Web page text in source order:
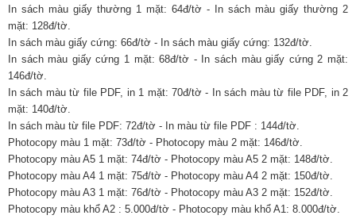
In sách màu giấy thường 1 mặt: 64đ/tờ - In sách màu giấy thường 2
mặt: 128đ/tờ.
In sách màu giấy cứng: 66đ/tờ - In sách màu giấy cứng: 132đ/tờ.
In sách màu giấy cứng 1 mặt: 68đ/tờ - In sách màu giấy cứng 2 mặt:
146đ/tờ.
In sách màu từ file PDF, in 1 mặt: 70đ/tờ - In sách màu từ file PDF, in 2
mặt: 140đ/tờ.
In sách màu từ file PDF: 72đ/tờ - In màu từ file PDF : 144đ/tờ.
Photocopy màu 1 mặt: 73đ/tờ - Photocopy màu 2 mặt: 146đ/tờ.
Photocopy màu A5 1 mặt: 74đ/tờ - Photocopy màu A5 2 mặt: 148đ/tờ.
Photocopy màu A4 1 mặt: 75đ/tờ - Photocopy màu A4 2 mặt: 150đ/tờ.
Photocopy màu A3 1 mặt: 76đ/tờ - Photocopy màu A3 2 mặt: 152đ/tờ.
Photocopy màu khổ A2 : 5.000đ/tờ - Photocopy màu khổ A1: 8.000đ/tờ.